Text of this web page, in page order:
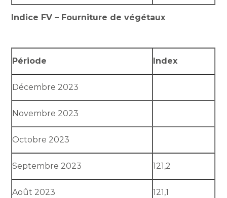
Indice FV – Fourniture de végétaux
Période Index
Décembre 2023
Novembre 2023
Octobre 2023
Septembre 2023 121,2
Août 2023 121,1